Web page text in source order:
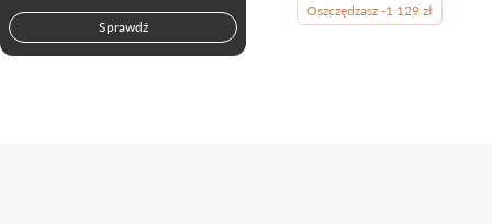
Sprawdź
Oszczędzasz -1 129 zł